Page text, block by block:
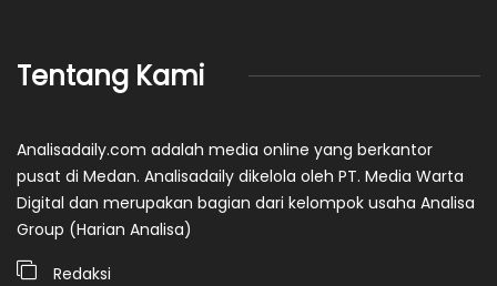
Tentang Kami
Analisadaily.com adalah media online yang berkantor
pusat di Medan. Analisadaily dikelola oleh PT. Media Warta
Digital dan merupakan bagian dari kelompok usaha Analisa
Group (Harian Analisa)
Redaksi